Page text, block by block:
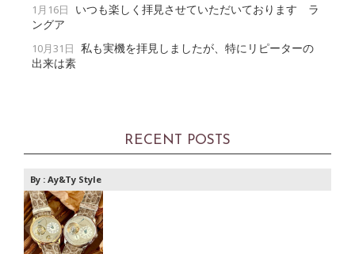
1月16日
いつも楽しく拝見させていただいております ラ
ングア
10月31日 私も実機を拝見しましたが、特にリピーターの
出来は素
RECENT POSTS
By : Ay&Ty Style